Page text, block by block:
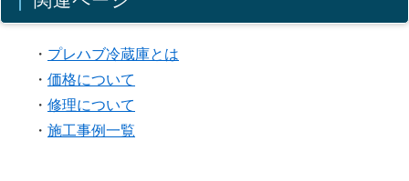
・ プレハブ冷蔵庫とは
・ 価格について
・ 修理について
・ 施工事例一覧